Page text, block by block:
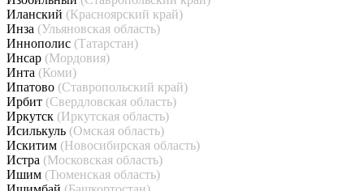
Иланский (Красноярский край)
Инза (Ульяновская область)
Иннополис (Татарстан)
Инсар (Мордовия)
Инта (Коми)
Ипатово (Ставропольский край)
Ирбит (Свердловская область)
Иркутск (Иркутская область)
Исилькуль (Омская область)
Искитим (Новосибирская область)
Истра (Московская область)
Ишим (Тюменская область)